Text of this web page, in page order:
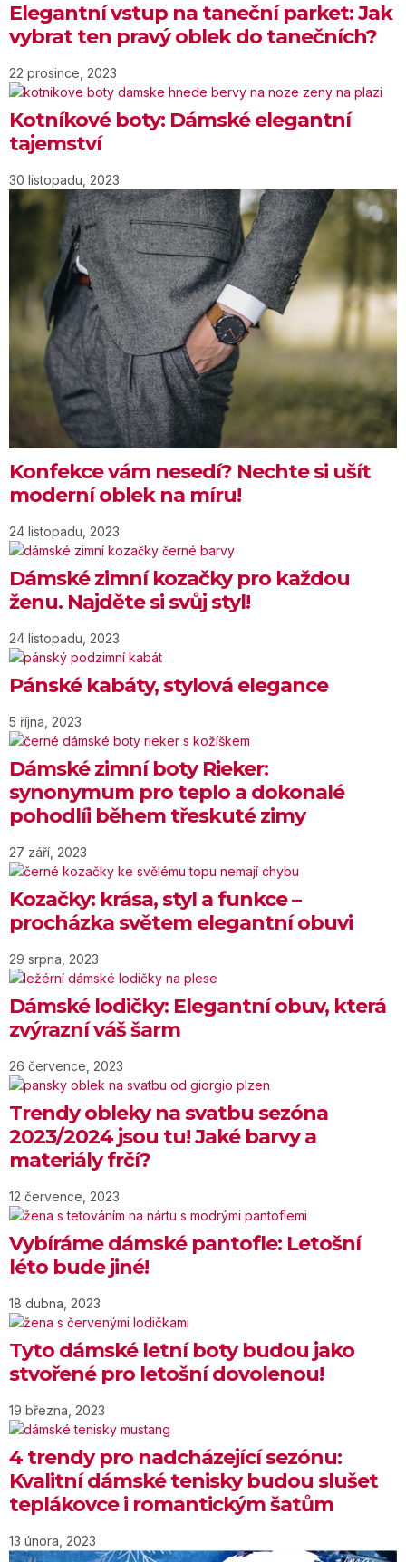
Elegantní vstup na taneční parket: Jak
vybrat ten pravý oblek do tanečních?
22 prosince, 2023
Kotníkové boty: Dámské elegantní
tajemství
30 listopadu, 2023
Konfekce vám nesedí? Nechte si ušít
moderní oblek na míru!
24 listopadu, 2023
Dámské zimní kozačky pro každou
ženu. Najděte si svůj styl!
24 listopadu, 2023
Pánské kabáty, stylová elegance
5 října, 2023
Dámské zimní boty Rieker:
synonymum pro teplo a dokonalé
pohodlíi během třeskuté zimy
27 září, 2023
Kozačky: krása, styl a funkce –
procházka světem elegantní obuvi
29 srpna, 2023
Dámské lodičky: Elegantní obuv, která
zvýrazní váš šarm
26 července, 2023
Trendy obleky na svatbu sezóna
2023/2024 jsou tu! Jaké barvy a
materiály frčí?
12 července, 2023
Vybíráme dámské pantofle: Letošní
léto bude jiné!
18 dubna, 2023
Tyto dámské letní boty budou jako
stvořené pro letošní dovolenou!
19 března, 2023
4 trendy pro nadcházející sezónu:
Kvalitní dámské tenisky budou slušet
teplákovce i romantickým šatům
13 února, 2023